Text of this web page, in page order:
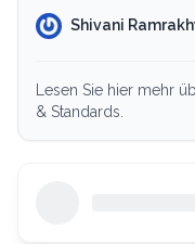
Shivani
Lesen Sie hier mehr
& Standards.